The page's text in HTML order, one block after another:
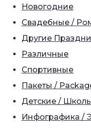
Новогодние
Свадебные /
Другие
Различные
Спортивные
Пакеты /
Детские /
Инфографика /